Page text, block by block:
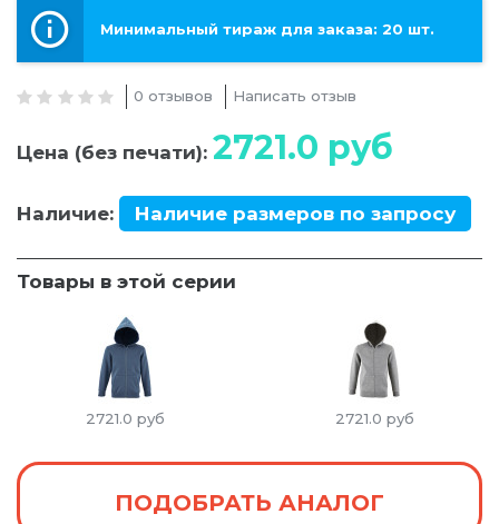
Минимальный тираж для заказа: 20 шт.
0 отзывов Написать отзыв
Цена (без печати): 2721.0 руб
Наличие: Наличие размеров по запросу
Товары в этой серии
2721.0 руб 2721.0 руб
ПОДОБРАТЬ АНАЛОГ